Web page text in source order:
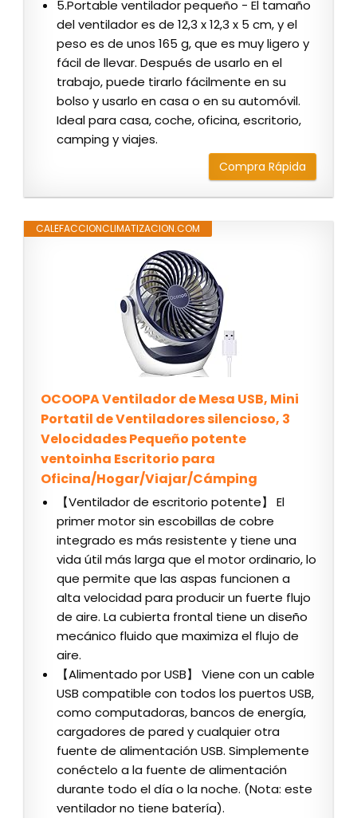
5.Portable ventilador pequeño - El tamaño
del ventilador es de 12,3 x 12,3 x 5 cm, y el
peso es de unos 165 g, que es muy ligero y
fácil de llevar. Después de usarlo en el
trabajo, puede tirarlo fácilmente en su
bolso y usarlo en casa o en su automóvil.
Ideal para casa, coche, oficina, escritorio,
camping y viajes.
Compra Rápida
CALEFACCIONCLIMATIZACION.COM
OCOOPA Ventilador de Mesa USB, Mini
Portatil de Ventiladores silencioso, 3
Velocidades Pequeño potente
ventoinha Escritorio para
Oficina/Hogar/Viajar/Cámping
【Ventilador de escritorio potente】 El
primer motor sin escobillas de cobre
integrado es más resistente y tiene una
vida útil más larga que el motor ordinario, lo
que permite que las aspas funcionen a
alta velocidad para producir un fuerte flujo
de aire. La cubierta frontal tiene un diseño
mecánico fluido que maximiza el flujo de
aire.
【Alimentado por USB】 Viene con un cable
USB compatible con todos los puertos USB,
como computadoras, bancos de energía,
cargadores de pared y cualquier otra
fuente de alimentación USB. Simplemente
conéctelo a la fuente de alimentación
durante todo el día o la noche. (Nota: este
ventilador no tiene batería).